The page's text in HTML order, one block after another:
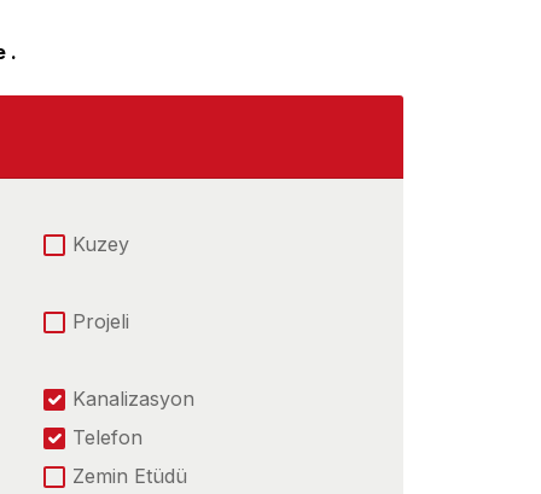
.
Kuzey
Projeli
Kanalizasyon
Telefon
Zemin Etüdü